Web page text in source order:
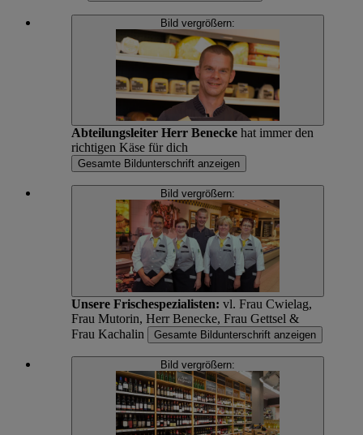
Bild vergrößern:
Abteilungsleiter Herr Benecke hat immer den
richtigen Käse für dich
Gesamte Bildunterschrift anzeigen
Bild vergrößern:
Unsere Frischespezialisten: vl. Frau Cwielag,
Frau Mutorin, Herr Benecke, Frau Gettsel &
Frau Kachalin
Gesamte Bildunterschrift anzeigen
Bild vergrößern: